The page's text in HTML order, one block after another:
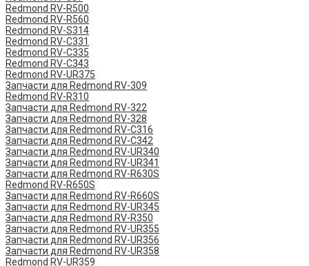
Redmond RV-R500
Redmond RV-R560
Redmond RV-S314
Redmond RV-C331
Redmond RV-C335
Redmond RV-C343
Redmond RV-UR375
Запчасти для Redmond RV-309
Redmond RV-R310
Запчасти для Redmond RV-322
Запчасти для Redmond RV-328
Запчасти для Redmond RV-C316
Запчасти для Redmond RV-C342
Запчасти для Redmond RV-UR340
Запчасти для Redmond RV-UR341
Запчасти для Redmond RV-R630S
Redmond RV-R650S
Запчасти для Redmond RV-R660S
Запчасти для Redmond RV-UR345
Запчасти для Redmond RV-R350
Запчасти для Redmond RV-UR355
Запчасти для Redmond RV-UR356
Запчасти для Redmond RV-UR358
Redmond RV-UR359